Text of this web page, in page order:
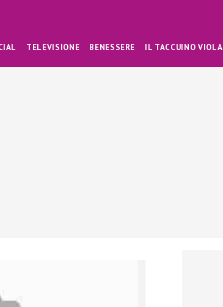
TELEVISIONE BENESSERE IL TACCUINO VIOLA